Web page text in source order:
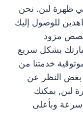
ظهرة لبن. نحن
للوصول إليك
مزود
بشكل سريع
خدمتنا من
بغض النظر عن
لبن, يمكنك
سرعة وبأعلى